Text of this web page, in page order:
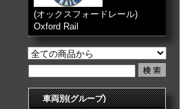
(オックスフォードレール)
Oxford Rail
車両別(グループ)